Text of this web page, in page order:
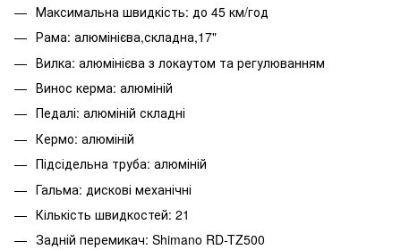
Максимальна швидкість: до 45 км/год
Рама: алюмінієва,складна,17"
Вилка: алюмінієва з локаутом та регулюванням
Винос керма: алюміній
Педалі: алюміній складні
Кермо: алюміній
Підсідельна труба: алюміній
Гальма: дискові механічні
Кількість швидкостей: 21
Задній перемикач: Shimano RD-TZ500